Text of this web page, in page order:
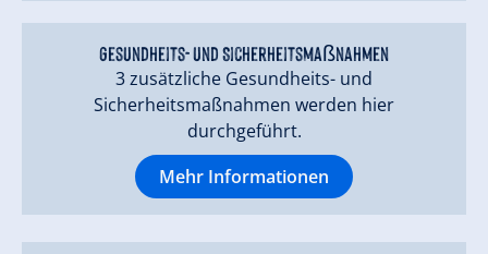
Gesundheits- und Sicherheitsmaßnahmen
3 zusätzliche Gesundheits- und
Sicherheitsmaßnahmen werden hier
durchgeführt.
Mehr Informationen